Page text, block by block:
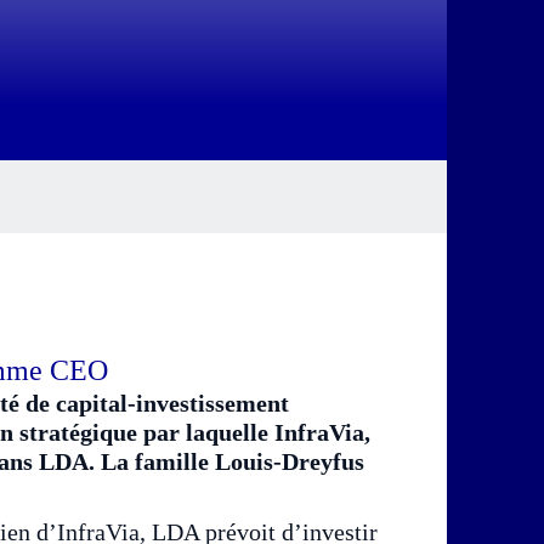
CEO
de capital-investissement
stratégique par laquelle InfraVia,
LDA. La famille Louis-Dreyfus
d’InfraVia, LDA prévoit d’investir